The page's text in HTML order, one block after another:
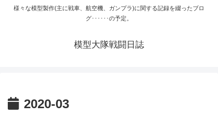
様々な模型製作(主に戦車、航空機、ガンプラ)に関する記録を綴ったブロ
グ･･････の予定。
模型大隊戦闘日誌
2020-03